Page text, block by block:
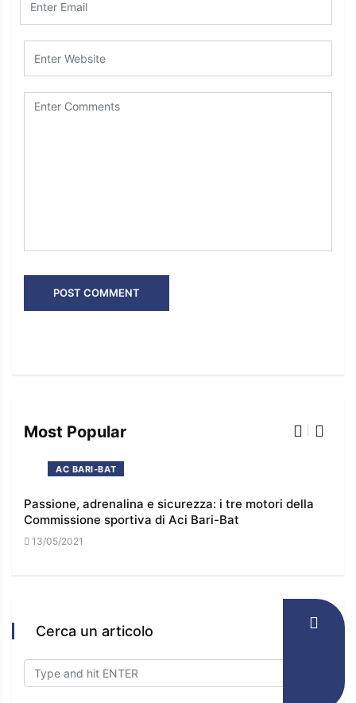
Most Popular
AC BARI-BAT
Passione, adrenalina e sicurezza: i tre motori della
Commissione sportiva di Aci Bari-Bat
13/05/2021
Cerca un articolo